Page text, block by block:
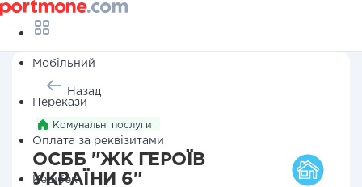
Мобільний
Перекази
Оплата за реквізитами
Кешбек
Назад
Комунальні послуги
ОСББ "ЖК ГЕРОЇВ
УКРАЇНИ 6"